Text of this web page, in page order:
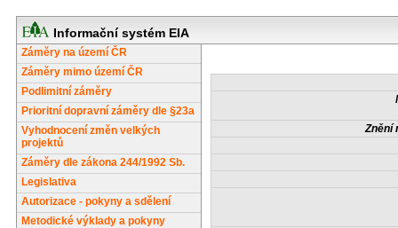
Informační systém EIA
Záměry na území ČR
Záměry mimo území ČR
Podlimitní záměry
Prioritní dopravní záměry dle §23a
Vyhodnocení změn velkých
projektů
Záměry dle zákona 244/1992 Sb.
Legislativa
Autorizace - pokyny a sdělení
Metodické výklady a pokyny
Znění